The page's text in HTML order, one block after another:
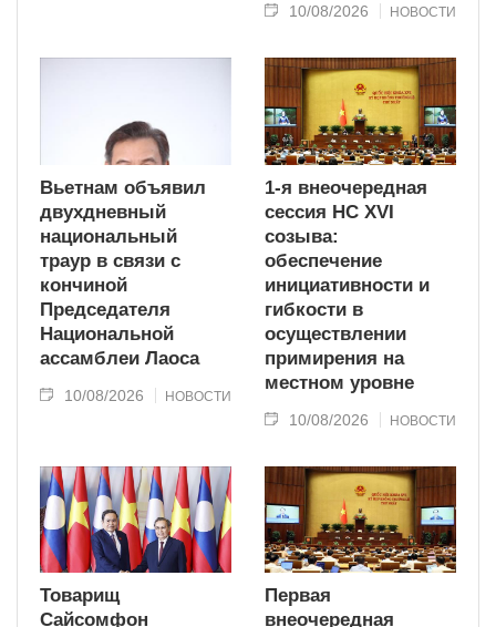
10/08/2026 НОВОСТИ
Вьетнам объявил
двухдневный
национальный
траур в связи с
кончиной
Председателя
Национальной
ассамблеи Лаоса
10/08/2026 НОВОСТИ
1-я внеочередная
сессия НС XVI
созыва:
обеспечение
инициативности и
гибкости в
осуществлении
примирения на
местном уровне
10/08/2026 НОВОСТИ
Товарищ
Сайсомфон
Первая
внеочередная